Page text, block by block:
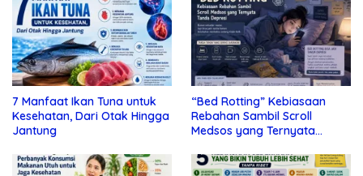
7 Manfaat Ikan Tuna untuk
Kesehatan, Dari Otak Hingga
Jantung
“Bed Rotting” Kebiasaan
Rebahan Sambil Scroll
Medsos yang Ternyata